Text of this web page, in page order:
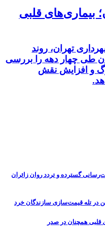
بیماری‌های قلبی
تهران، روند
طی چهار دهه را بررسی
و افزایش نقش
۱۴۰۵ را با خدمات‌رسانی گسترده و تردد روان زائران
در تله قیمت‌سازی سازندگان خرد
قلبی همچنان در صدر